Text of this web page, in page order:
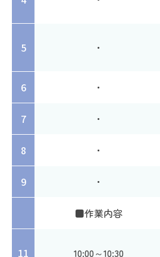
5 ・
6 ・
7 ・
8 ・
9 ・
■作業内容
11 10:00～10:30